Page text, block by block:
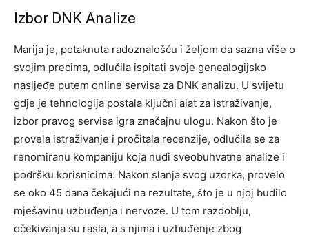
Izbor DNK Analize
Marija je, potaknuta radoznalošću i željom da sazna više o
svojim precima, odlučila ispitati svoje genealogijsko
nasljeđe putem online servisa za DNK analizu. U svijetu
gdje je tehnologija postala ključni alat za istraživanje,
izbor pravog servisa igra značajnu ulogu. Nakon što je
provela istraživanje i pročitala recenzije, odlučila se za
renomiranu kompaniju koja nudi sveobuhvatne analize i
podršku korisnicima. Nakon slanja svog uzorka, provelo
se oko 45 dana čekajući na rezultate, što je u njoj budilo
mješavinu uzbuđenja i nervoze. U tom razdoblju,
očekivanja su rasla, a s njima i uzbuđenje zbog